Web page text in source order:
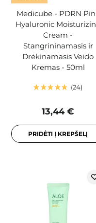
Medicube - PDRN
Hyaluronic
Cream -
Stangrininamasis ir
Drėkinamasis Veido
Kremas - 50ml
24
13,44 €
PRIDĖTI Į KREPŠELĮ